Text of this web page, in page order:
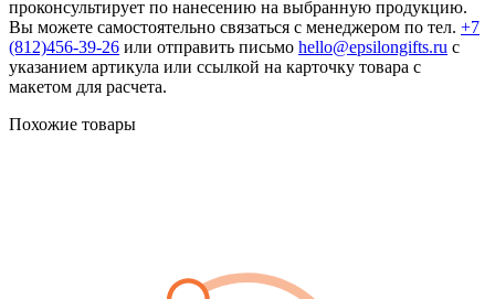
проконсультирует по нанесению на выбранную продукцию.
Вы можете самостоятельно связаться с менеджером по тел. +7
(812)456-39-26 или отправить письмо hello@epsilongifts.ru с
указанием артикула или ссылкой на карточку товара с
макетом для расчета.
Похожие товары